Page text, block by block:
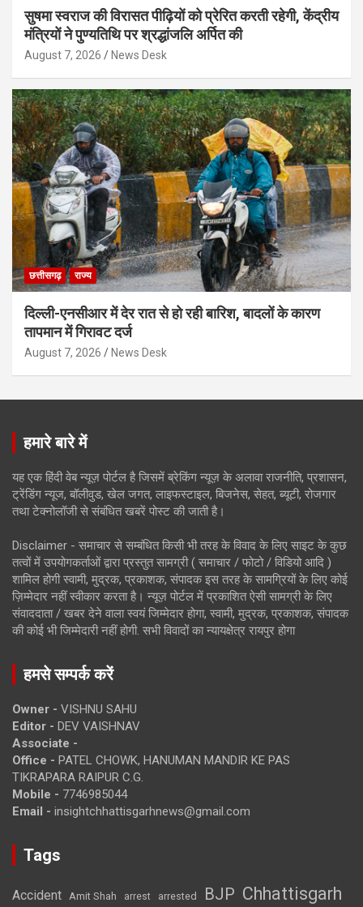
सुषमा स्वराज की विरासत पीढ़ियों को प्रेरित करती रहेगी, केंद्रीय
मंत्रियों ने पुण्यतिथि पर श्रद्धांजलि अर्पित की
August 7, 2026 News Desk
छत्तीसगढ़ राज्य
दिल्ली-एनसीआर में देर रात से हो रही बारिश, बादलों के कारण
तापमान में गिरावट दर्ज
August 7, 2026 News Desk
हमारे बारे में
यह एक हिंदी वेब न्यूज़ पोर्टल है जिसमें ब्रेकिंग न्यूज़ के अलावा राजनीति, प्रशासन,
ट्रेंडिंग न्यूज, बॉलीवुड, खेल जगत, लाइफस्टाइल, बिजनेस, सेहत, ब्यूटी, रोजगार
तथा टेक्नोलॉजी से संबंधित खबरें पोस्ट की जाती है।
Disclaimer - समाचार से सम्बंधित किसी भी तरह के विवाद के लिए साइट के कुछ
तत्वों में उपयोगकर्ताओं द्वारा प्रस्तुत सामग्री ( समाचार / फोटो / विडियो आदि )
शामिल होगी स्वामी, मुद्रक, प्रकाशक, संपादक इस तरह के सामग्रियों के लिए कोई
ज़िम्मेदार नहीं स्वीकार करता है। न्यूज़ पोर्टल में प्रकाशित ऐसी सामग्री के लिए
संवाददाता / खबर देने वाला स्वयं जिम्मेदार होगा, स्वामी, मुद्रक, प्रकाशक, संपादक
की कोई भी जिम्मेदारी नहीं होगी. सभी विवादों का न्यायक्षेत्र रायपुर होगा
हमसे सम्पर्क करें
Owner - VISHNU SAHU
Editor - DEV VAISHNAV
Associate -
Office - PATEL CHOWK, HANUMAN MANDIR KE PAS
TIKRAPARA RAIPUR C.G.
Mobile - 7746985044
Email - insightchhattisgarhnews@gmail.com
Tags
Accident Amit Shah arrest arrested BJP Chhattisgarh